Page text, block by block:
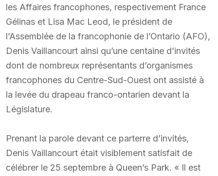
les Affaires francophones, respectivement France
Gélinas et Lisa Mac Leod, le président de
l’Assemblée de la francophonie de l’Ontario (AFO),
Denis Vaillancourt ainsi qu’une centaine d’invités
dont de nombreux représentants d’organismes
francophones du Centre-Sud-Ouest ont assisté à
la levée du drapeau franco-ontarien devant la
Législature.
Prenant la parole devant ce parterre d’invités,
Denis Vaillancourt était visiblement satisfait de
célébrer le 25 septembre à Queen’s Park. « Il est